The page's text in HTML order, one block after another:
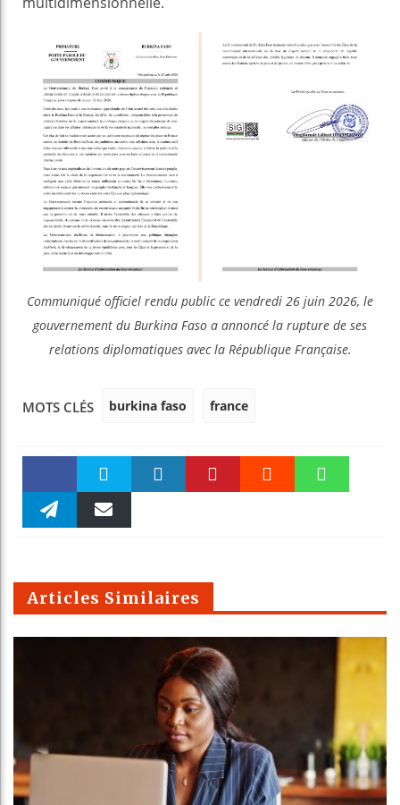
Communiqué officiel rendu public ce vendredi 26 juin 2026, le
gouvernement du Burkina Faso a annoncé la rupture de ses
relations diplomatiques avec la République Française.
MOTS CLÉS burkina faso france
Faceboo Twitter
m
Articles Similaires